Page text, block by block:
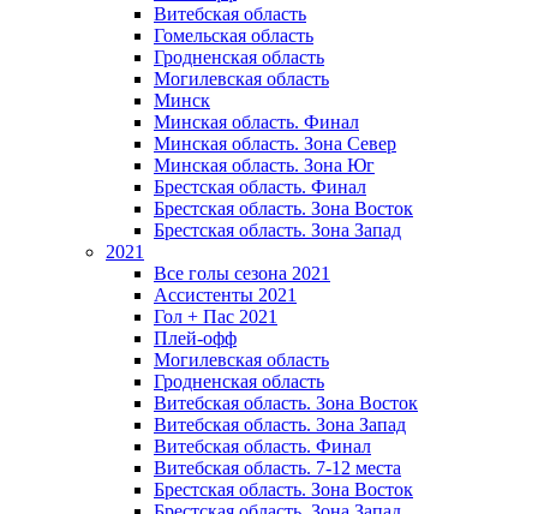
Витебская область
Гомельская область
Гродненская область
Могилевская область
Минск
Mинская область. Финал
Минская область. Зона Север
Минская область. Зона Юг
Брестская область. Финал
Брестская область. Зона Восток
Брестская область. Зона Запад
2021
Все голы сезона 2021
Ассистенты 2021
Гол + Пас 2021
Плей-офф
Могилевская область
Гродненская область
Витебская область. Зона Восток
Витебская область. Зона Запад
Витебская область. Финал
Витебская область. 7-12 места
Брестская область. Зона Восток